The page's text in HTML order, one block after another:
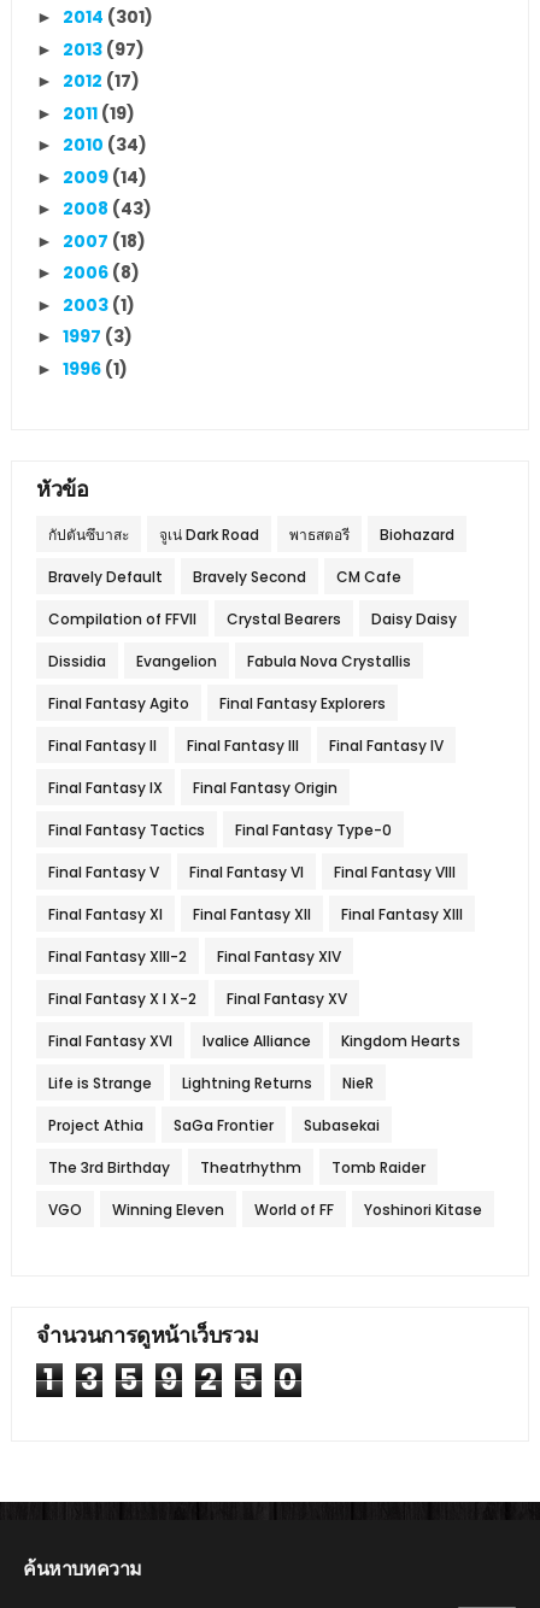
► 2014 (301)
► 2013 (97)
► 2012 (17)
► 2011 (19)
► 2010 (34)
► 2009 (14)
► 2008 (43)
► 2007 (18)
► 2006 (8)
► 2003 (1)
► 1997 (3)
► 1996 (1)
หัวข้อ
กัปตันซึบาสะ จูเน่ Dark Road พาธสตอรี Biohazard
Bravely Default Bravely Second CM Cafe
Compilation of FFVII Crystal Bearers Daisy Daisy
Dissidia Evangelion Fabula Nova Crystallis
Final Fantasy Agito Final Fantasy Explorers
Final Fantasy II Final Fantasy III Final Fantasy IV
Final Fantasy IX Final Fantasy Origin
Final Fantasy Tactics Final Fantasy Type-0
Final Fantasy V Final Fantasy VI Final Fantasy VIII
Final Fantasy XI Final Fantasy XII Final Fantasy XIII
Final Fantasy XIII-2 Final Fantasy XIV
Final Fantasy X l X-2 Final Fantasy XV
Final Fantasy XVI Ivalice Alliance Kingdom Hearts
Life is Strange Lightning Returns NieR
Project Athia SaGa Frontier Subasekai
The 3rd Birthday Theatrhythm Tomb Raider
VGO Winning Eleven World of FF Yoshinori Kitase
จำนวนการดูหน้าเว็บรวม
1 3 5 9 2 5 0
ค้นหาบทความ